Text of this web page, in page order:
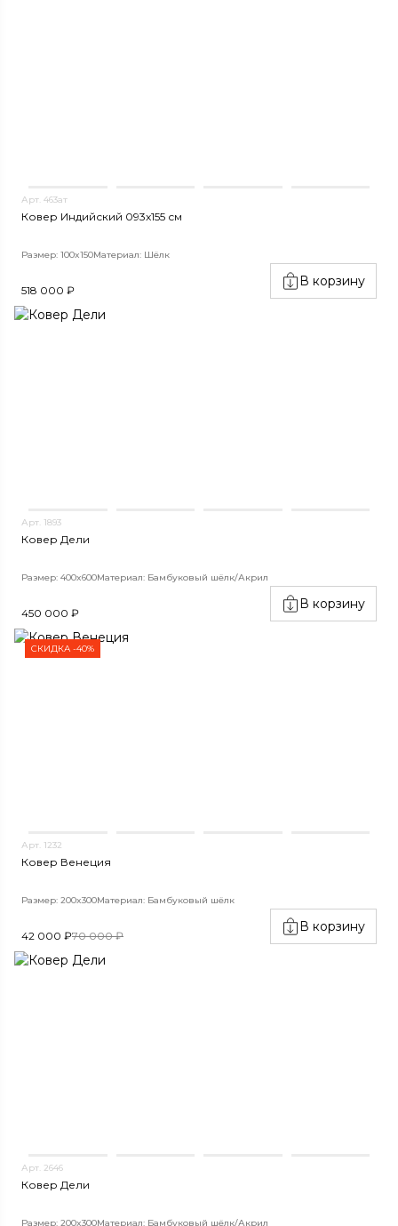
Арт. 463ат
Ковер Индийский 093x155 см
Размер: 100x150Материал: Шёлк
518 000 ₽
В корзину
Арт. 1893
Ковер Дели
Размер: 400x600Материал: Бамбуковый шёлк/Акрил
450 000 ₽
В корзину
СКИДКА -40%
Арт. 1232
Ковер Венеция
Размер: 200x300Материал: Бамбуковый шёлк
42 000 ₽70 000 ₽
В корзину
Арт. 2646
Ковер Дели
Размер: 200x300Материал: Бамбуковый шёлк/Акрил